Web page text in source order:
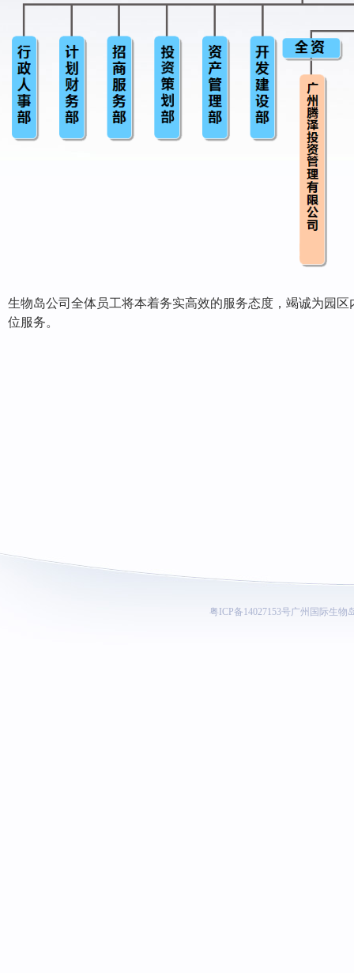
生物岛公司全体员工将本着务实高效的服务态度，竭诚为园
位服务。
粤ICP备14027153号广州国际生物